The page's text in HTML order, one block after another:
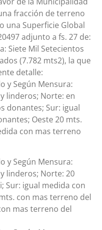
fracción de terreno
una Superficie Global
adjunto a fs. 27 de:
Siete Mil Setecientos
(7.782 mts2), la que
detalle:
y Según Mensura:
linderos; Norte: en
donantes; Sur: igual
Oeste 20 mts.
con mas terreno
y Según Mensura:
linderos; Norte: 20
Sur: igual medida con
con mas terreno del
mas terreno del